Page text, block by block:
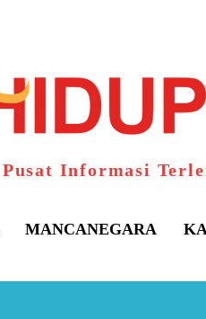
Pusat Informasi
MANCANEGARA